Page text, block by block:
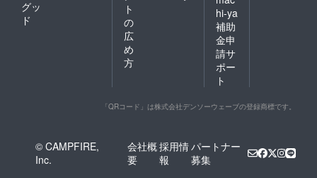
グッ
ド
ト
の
広
め
方
hi-ya
補助
金申
請サ
ポー
ト
「QRコード」は株式会社デンソーウェーブの登録商標です。
© CAMPFIRE,
Inc.
会社概
要
採用情
報
パートナー
募集